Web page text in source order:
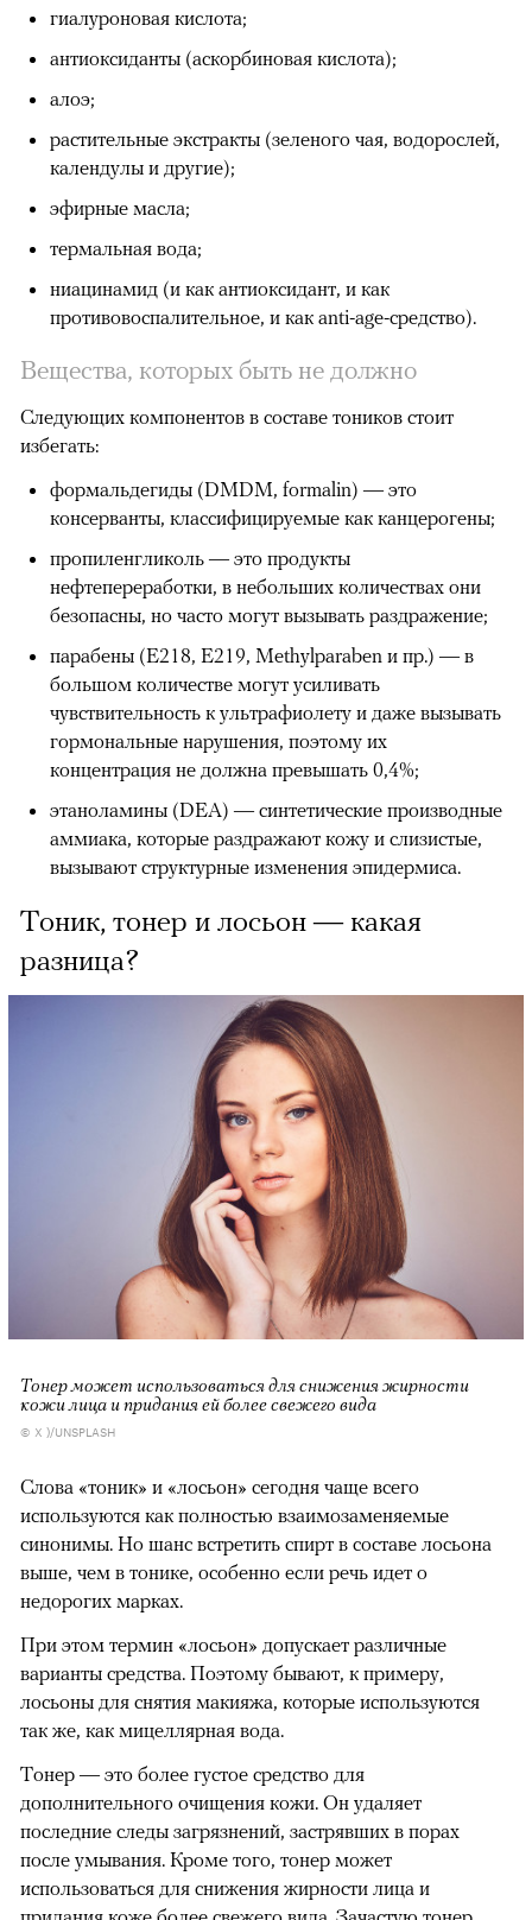
гиалуроновая кислота;
антиоксиданты (аскорбиновая кислота);
алоэ;
растительные экстракты (зеленого чая, водорослей,
календулы и другие);
эфирные масла;
термальная вода;
ниацинамид (и как антиоксидант, и как
противовоспалительное, и как anti-age-средство).
Вещества, которых быть не должно
Следующих компонентов в составе тоников стоит
избегать:
формальдегиды (DMDM, formalin) — это
консерванты, классифицируемые как канцерогены;
пропиленгликоль — это продукты
нефтепереработки, в небольших количествах они
безопасны, но часто могут вызывать раздражение;
парабены (E218, E219, Methylparaben и пр.) — в
большом количестве могут усиливать
чувствительность к ультрафиолету и даже вызывать
гормональные нарушения, поэтому их
концентрация не должна превышать 0,4%;
этаноламины (DEA) — синтетические производные
аммиака, которые раздражают кожу и слизистые,
вызывают структурные изменения эпидермиса.
Тоник, тонер и лосьон — какая
разница?
Тонер может использоваться для снижения жирности
кожи лица и придания ей более свежего вида
© X )/UNSPLASH
Слова «тоник» и «лосьон» сегодня чаще всего
используются как полностью взаимозаменяемые
синонимы. Но шанс встретить спирт в составе лосьона
выше, чем в тонике, особенно если речь идет о
недорогих марках.
При этом термин «лосьон» допускает различные
варианты средства. Поэтому бывают, к примеру,
лосьоны для снятия макияжа, которые используются
так же, как мицеллярная вода.
Тонер — это более густое средство для
дополнительного очищения кожи. Он удаляет
последние следы загрязнений, застрявших в порах
после умывания. Кроме того, тонер может
использоваться для снижения жирности лица и